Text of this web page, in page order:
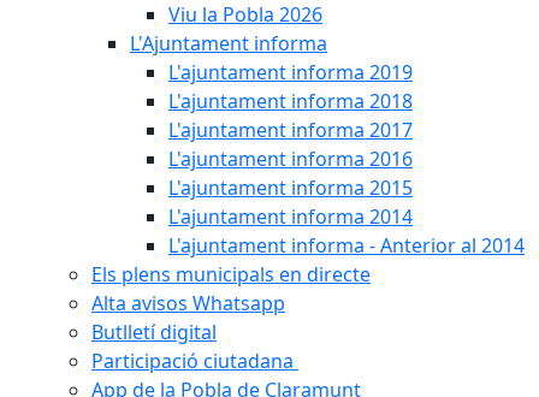
Viu la Pobla 2026
L'Ajuntament informa
L'ajuntament informa 2019
L'ajuntament informa 2018
L'ajuntament informa 2017
L'ajuntament informa 2016
L'ajuntament informa 2015
L'ajuntament informa 2014
L'ajuntament informa - Anterior al 2014
Els plens municipals en directe
Alta avisos Whatsapp
Butlletí digital
Participació ciutadana
App de la Pobla de Claramunt